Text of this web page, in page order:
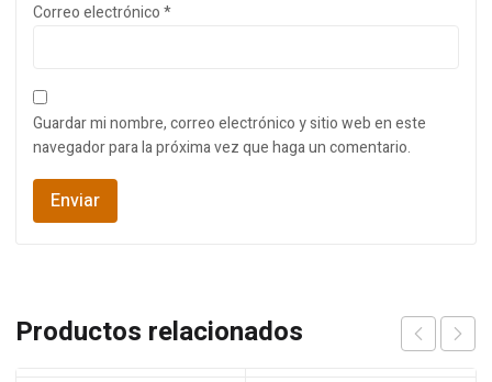
Correo electrónico*
Guardar mi nombre, correo electrónico y sitio web en este
navegador para la próxima vez que haga un comentario.
Productos relacionados